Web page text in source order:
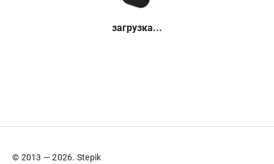
загрузка...
© 2013 — 2026. Stepik